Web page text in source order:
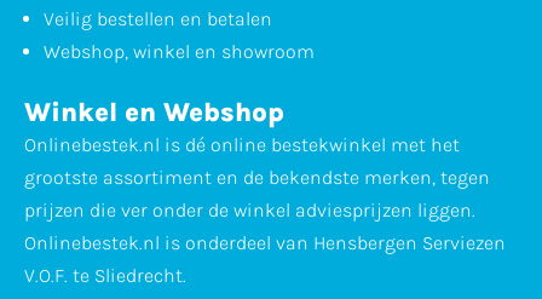
Veilig bestellen en betalen
Webshop, winkel en showroom
Winkel en Webshop
Onlinebestek.nl is dé online bestekwinkel met het
grootste assortiment en de bekendste merken, tegen
prijzen die ver onder de winkel adviesprijzen liggen.
Onlinebestek.nl is onderdeel van Hensbergen Serviezen
V.O.F. te Sliedrecht.